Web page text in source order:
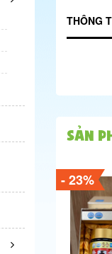
THÔNG
Sản
- 23%